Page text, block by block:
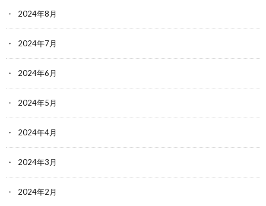
2024年8月
2024年7月
2024年6月
2024年5月
2024年4月
2024年3月
2024年2月